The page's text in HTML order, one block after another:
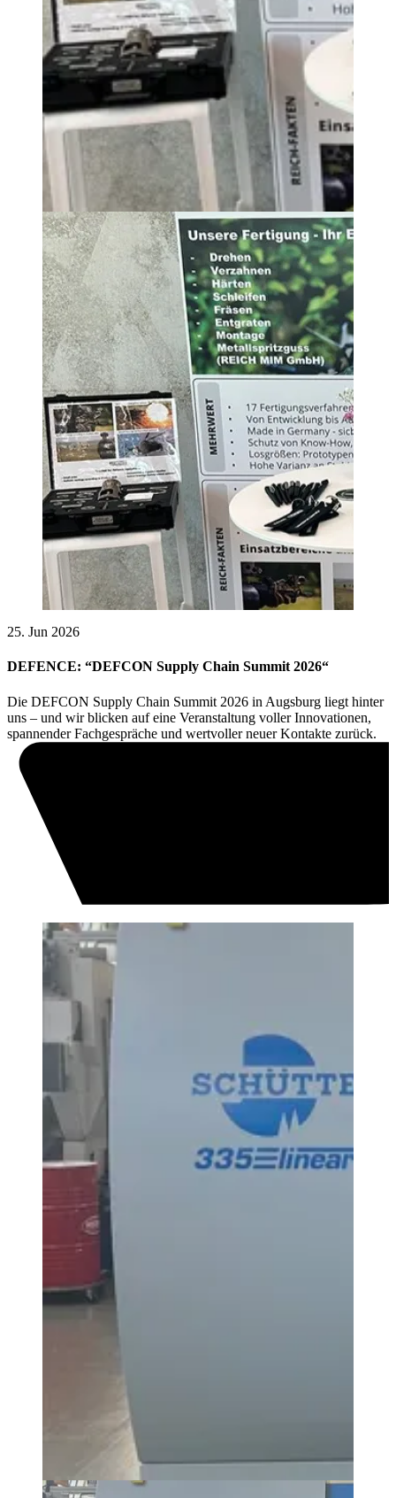
25. Jun 2026
DEFENCE: “DEFCON Supply Chain Summit 2026“
Die DEFCON Supply Chain Summit 2026 in Augsburg liegt hinter
uns – und wir blicken auf eine Veranstaltung voller Innovationen,
spannender Fachgespräche und wertvoller neuer Kontakte zurück.